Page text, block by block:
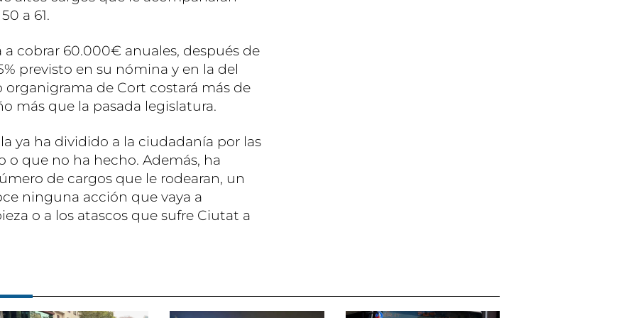
a 61.
a cobrar 60.000€ anuales, después de
previsto en su nómina y en la del
organigrama de Cort costará más de
más que la pasada legislatura.
ya ha dividido a la ciudadanía por las
o que no ha hecho. Además, ha
de cargos que le rodearan, un
ninguna acción que vaya a
o a los atascos que sufre Ciutat a